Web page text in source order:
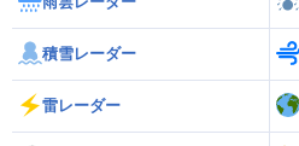
積雪レーダー
雷レーダー